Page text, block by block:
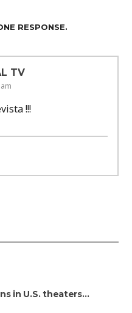
RESPONSE.
TV
!!!
in U.S. theaters